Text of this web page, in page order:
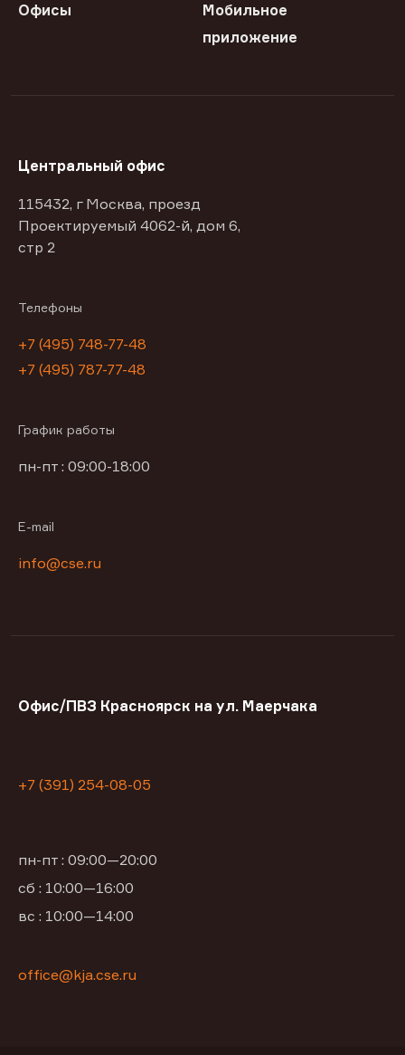
Офисы
Мобильное
приложение
Центральный офис
115432, г Москва, проезд
Проектируемый 4062-й, дом 6,
стр 2
Телефоны
+7 (495) 748-77-48
+7 (495) 787-77-48
График работы
пн-пт : 09:00-18:00
E-mail
info@cse.ru
Офис/ПВЗ Красноярск на ул. Маерчака
+7 (391) 254-08-05
пн-пт : 09:00—20:00
сб : 10:00—16:00
вс : 10:00—14:00
office@kja.cse.ru